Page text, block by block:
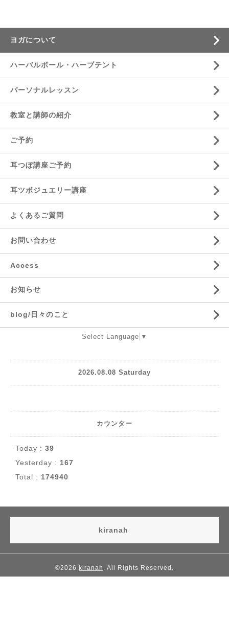
ヨガについて
ハーバルボール・ハーブテント
パーソナルレッスン
教室と講師の紹介
ご予約
耳つぼ講座ご予約
耳ツボジュエリー講座
よくあるご質問
お問い合わせ
Access
お知らせ
blog/日々のこと
Select Language ▼
2026.08.08 Saturday
カウンター
Today : 39
Yesterday : 167
Total : 174940
kiranah
©2026 kiranah . All Rights Reserved.